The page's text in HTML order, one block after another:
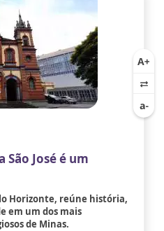
José é um
Horizonte, reúne história,
em um dos mais
de Minas.